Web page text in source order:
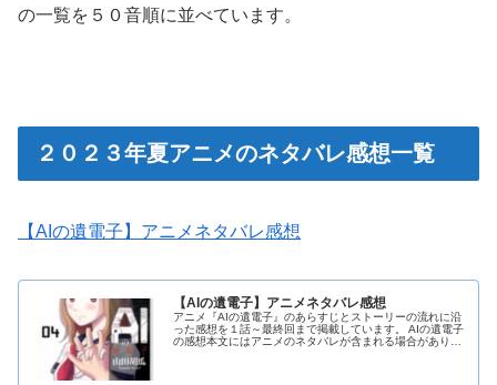
の一覧を５０音順に並べています。
２０２３年夏アニメのネタバレ感想一覧
【AIの遺電子】アニメネタバレ感想
【AIの遺電子】アニメネタバレ感想
アニメ『AIの遺電子』のあらすじとストーリーの流れに沿
った感想を１話～最終回まで掲載しています。 AIの遺電子
の感想本文にはアニメのネタバレが含まれる場合がありま